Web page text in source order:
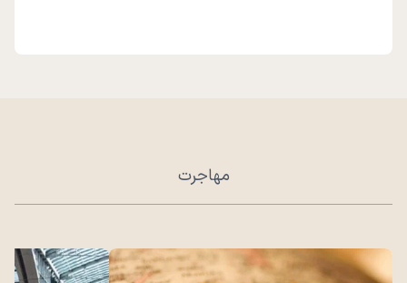
مهاجرت